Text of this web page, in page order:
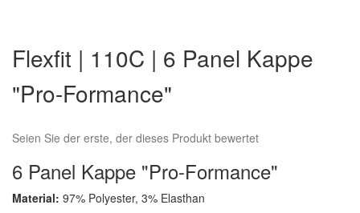
der
Bildergalerie
springen
Flexfit | 110C | 6 Panel Kappe
"Pro-Formance"
Seien Sie der erste, der dieses Produkt bewertet
6 Panel Kappe "Pro-Formance"
Material: 97% Polyester, 3% Elasthan